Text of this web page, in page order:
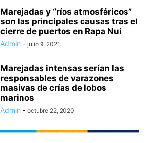
Marejadas y “ríos atmosféricos”
son las principales causas tras el
cierre de puertos en Rapa Nui
Admin - julio 9, 2021
Marejadas intensas serían las
responsables de varazones
masivas de crías de lobos
marinos
Admin - octubre 22, 2020